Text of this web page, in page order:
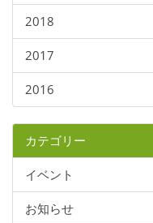
2018
2017
2016
カテゴリー
イベント
お知らせ